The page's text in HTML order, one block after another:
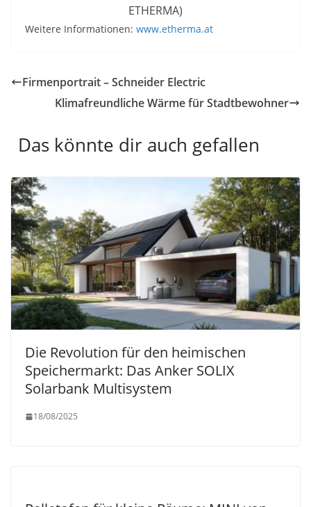
ETHERMA)
Weitere Informationen: www.etherma.at
Firmenportrait – Schneider Electric
Klimafreundliche Wärme für Stadtbewohner
Das könnte dir auch gefallen
Die Revolution für den heimischen
Speichermarkt: Das Anker SOLIX
Solarbank Multisystem
18/08/2025